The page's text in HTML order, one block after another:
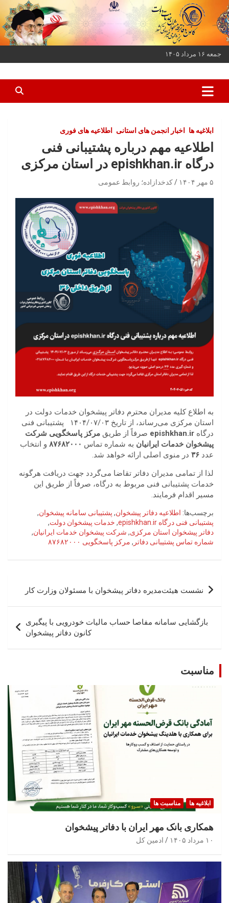
به
محتوا
بروید
جمعه ۱۶ مرداد ۱۴۰۵
کانون دفاتر پیشخوان
ابلاغیه ها اخبار انجمن های استانی اطلاعیه های فوری
اطلاعیه مهم درباره پشتیبانی فنی
درگاه epishkhan.ir در استان مرکزی
۵ مهر ۱۴۰۴ کدخدازاده؛ روابط عمومی
به اطلاع کلیه مدیران محترم دفاتر پیشخوان خدمات دولت در
استان مرکزی می‌رساند، از تاریخ ۱۴۰۴/۰۷/۰۳ پشتیبانی فنی
درگاه epishkhan.ir صرفاً از طریق مرکز پاسخگویی شرکت
پیشخوان خدمات ایرانیان به شماره تماس ۸۷۶۸۲۰۰۰ و انتخاب
عدد ۳۶ در منوی اصلی ارائه خواهد شد.
لذا از تمامی مدیران دفاتر تقاضا می‌گردد جهت دریافت هرگونه
خدمات پشتیبانی فنی مربوط به درگاه، صرفاً از طریق این
مسیر اقدام فرمایند.
برچسب‌ها: اطلاعیه دفاتر پیشخوان, پشتیبانی سامانه پیشخوان,
پشتیبانی فنی درگاه epishkhan.ir
, خدمات پیشخوان دولت,
دفاتر پیشخوان استان مرکزی, شرکت پیشخوان خدمات ایرانیان,
شماره تماس پشتیبانی دفاتر , مرکز پاسخگویی ۸۷۶۸۲۰۰۰
راهبری
نشست هیئت‌مدیره دفاتر پیشخوان با مسئولان وزارت کار
بازگشایی سامانه مفاصا حساب مالیات خودرویی با پیگیری
کانون دفاتر پیشخوان
مناسبت
ابلاغیه ها مناسبت ها
همکاری بانک مهر ایران با دفاتر پیشخوان
۱۰ مرداد ۱۴۰۵ ادمین کل